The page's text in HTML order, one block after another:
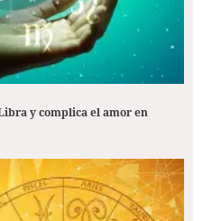
y complica el amor en